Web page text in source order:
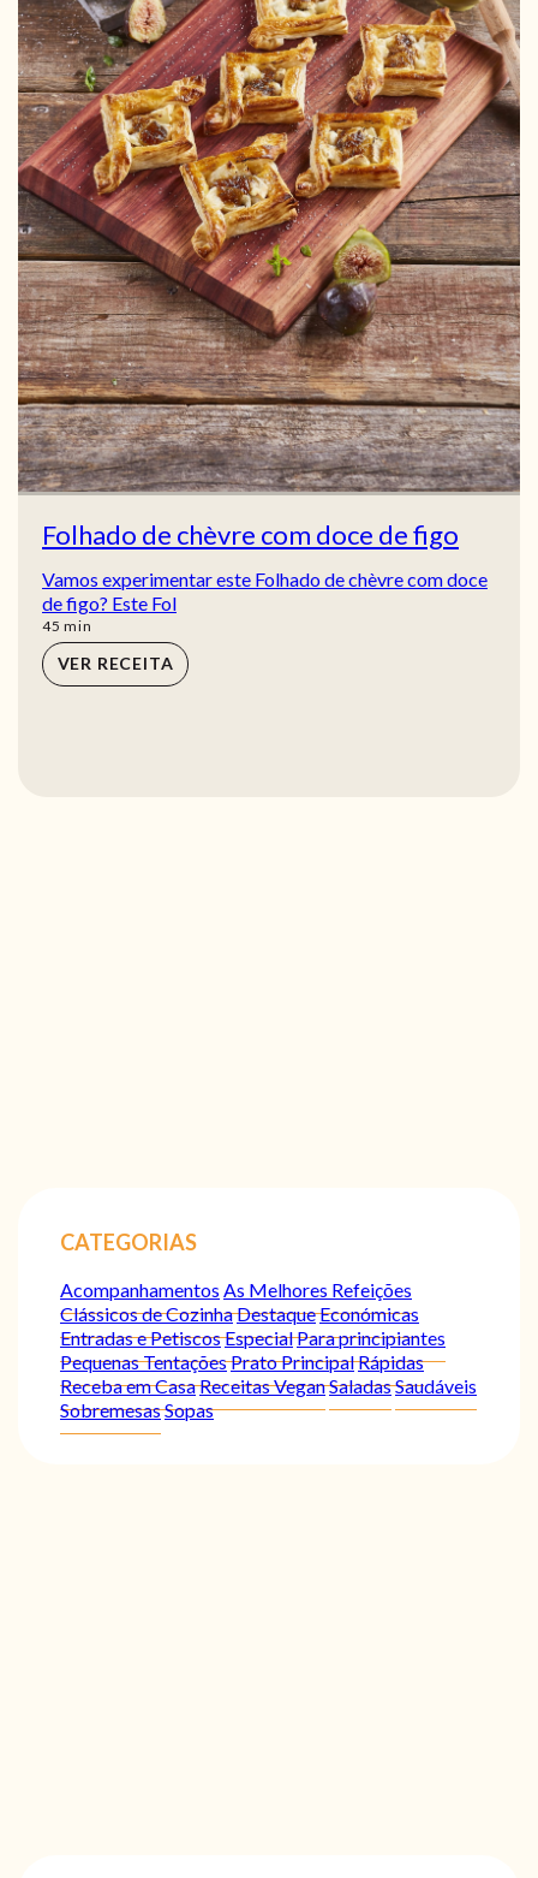
Folhado de chèvre com doce de figo
Vamos experimentar este Folhado de chèvre com doce
de figo? Este Fol
45 min
min
VER RECEITA
CATEGORIAS
Acompanhamentos As Melhores Refeições
Clássicos de CozinhaDestaqueEconómicas
Entradas e PetiscosEspecialPara principiantes
Pequenas TentaçõesPrato PrincipalRápidas
Receba em CasaReceitas VeganSaladasSaudáveis
SobremesasSopas